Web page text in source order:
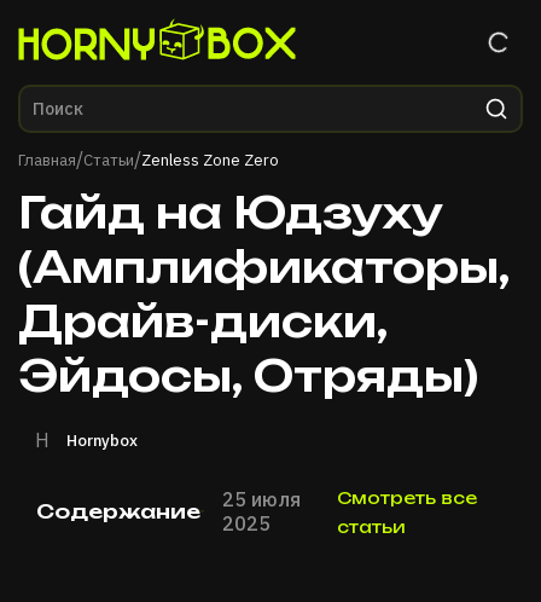
Главная/Статьи/Zenless Zone Zero
Гайд на Юдзуху
(Амплификаторы,
Драйв-диски,
Эйдосы, Отряды)
H Hornybox
Содержание
25 июля
2025
Смотреть все
статьи